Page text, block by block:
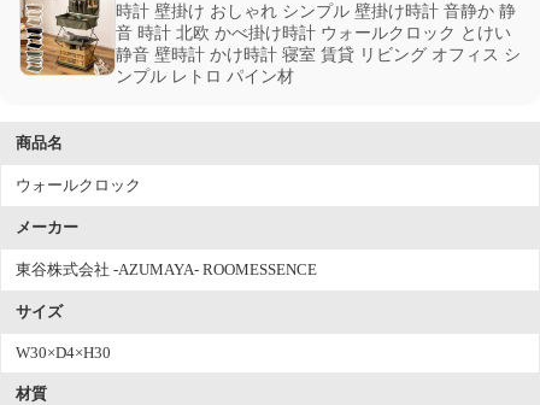
時計 壁掛け おしゃれ シンプル 壁掛け時計 音静か 静
音 時計 北欧 かべ掛け時計 ウォールクロック とけい
静音 壁時計 かけ時計 寝室 賃貸 リビング オフィス シ
ンプル レトロ パイン材
商品名
ウォールクロック
メーカー
東谷株式会社 -AZUMAYA- ROOMESSENCE
サイズ
W30×D4×H30
材質